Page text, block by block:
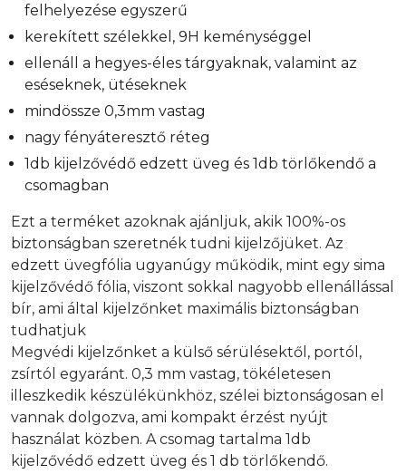
felhelyezése egyszerű
kerekített szélekkel, 9H keménységgel
ellenáll a hegyes-éles tárgyaknak, valamint az
eséseknek, ütéseknek
mindössze 0,3mm vastag
nagy fényáteresztő réteg
1db kijelzővédő edzett üveg és 1db törlőkendő a
csomagban
Ezt a terméket azoknak ajánljuk, akik 100%-os
biztonságban szeretnék tudni kijelzőjüket. Az
edzett üvegfólia ugyanúgy működik, mint egy sima
kijelzővédő fólia, viszont sokkal nagyobb ellenállással
bír, ami által kijelzőnket maximális biztonságban
tudhatjuk
Megvédi kijelzőnket a külső sérülésektől, portól,
zsírtól egyaránt. 0,3 mm vastag, tökéletesen
illeszkedik készülékünkhöz, szélei biztonságosan el
vannak dolgozva, ami kompakt érzést nyújt
használat közben. A csomag tartalma 1db
kijelzővédő edzett üveg és 1 db törlőkendő.